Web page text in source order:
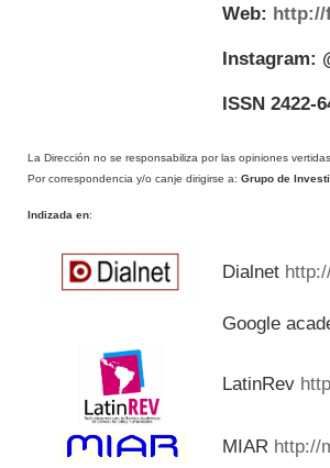
Web: http://
Instagram:
ISSN 2422-
La Dirección no se responsabiliza por las opiniones
Por correspondencia y/o canje dirigirse a: Grupo de
Indizada en:
Dialnet
Google
LatinRev
MIAR http://